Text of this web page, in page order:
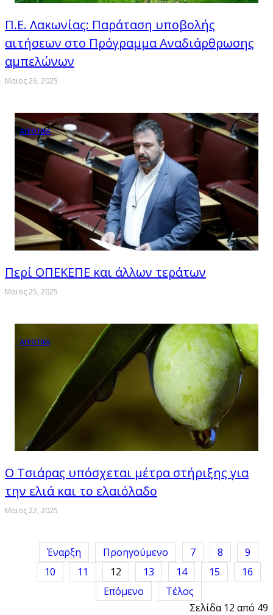
Π.Ε. Λακωνίας: Παράταση υποβολής
αιτήσεων στο Πρόγραμμα Αναδιάρθρωσης
αμπελώνων
Μαϊος 26, 2025
ΑΓΡΟΤΙΚΑ
Περί ΟΠΕΚΕΠΕ και άλλων τεράτων
Μαϊος 25, 2025
ΑΓΡΟΤΙΚΑ
Ο Τσιάρας υπόσχεται μέτρα στήριξης για
την ελιά και το ελαιόλαδο
Μαϊος 22, 2025
Έναρξη Προηγούμενο 7 8
9
10
11 12 13 14 15
16
Επόμενο
Τέλος
Σελίδα 12 από 49